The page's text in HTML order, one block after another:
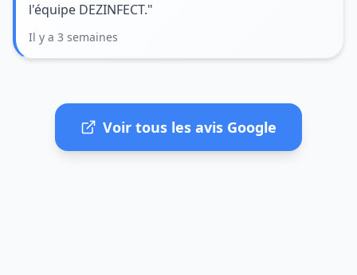
l'équipe DEZINFECT."
Il y a 3 semaines
Voir tous les avis Google